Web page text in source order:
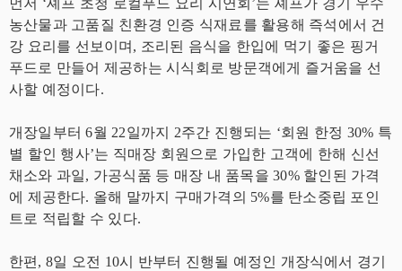
먼저 ‘셰프 초청 로컬푸드 요리 시연회’는 셰프가 경기 우수
농산물과 고품질 친환경 인증 식재료를 활용해 즉석에서 건
강 요리를 선보이며, 조리된 음식을 한입에 먹기 좋은 핑거
푸드로 만들어 제공하는 시식회로 방문객에게 즐거움을 선
사할 예정이다.
개장일부터 6월 22일까지 2주간 진행되는 ‘회원 한정 30% 특
별 할인 행사’는 직매장 회원으로 가입한 고객에 한해 신선
채소와 과일, 가공식품 등 매장 내 품목을 30% 할인된 가격
에 제공한다. 올해 말까지 구매가격의 5%를 탄소중립 포인
트로 적립할 수 있다.
한편, 8일 오전 10시 반부터 진행될 예정인 개장식에서 경기